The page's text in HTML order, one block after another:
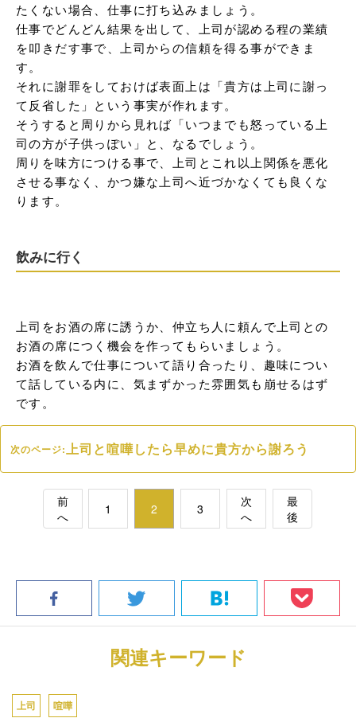
たくない場合、仕事に打ち込みましょう。
仕事でどんどん結果を出して、上司が認める程の業績
を叩きだす事で、上司からの信頼を得る事ができま
す。
それに謝罪をしておけば表面上は「貴方は上司に謝っ
て反省した」という事実が作れます。
そうすると周りから見れば「いつまでも怒っている上
司の方が子供っぽい」と、なるでしょう。
周りを味方につける事で、上司とこれ以上関係を悪化
させる事なく、かつ嫌な上司へ近づかなくても良くな
ります。
飲みに行く
上司をお酒の席に誘うか、仲立ち人に頼んで上司との
お酒の席につく機会を作ってもらいましょう。
お酒を飲んで仕事について語り合ったり、趣味につい
て話している内に、気まずかった雰囲気も崩せるはず
です。
次のページ:上司と喧嘩したら早めに貴方から謝ろう
前
へ
1 2 3
次
へ
最
後
関連キーワード
上司 喧嘩